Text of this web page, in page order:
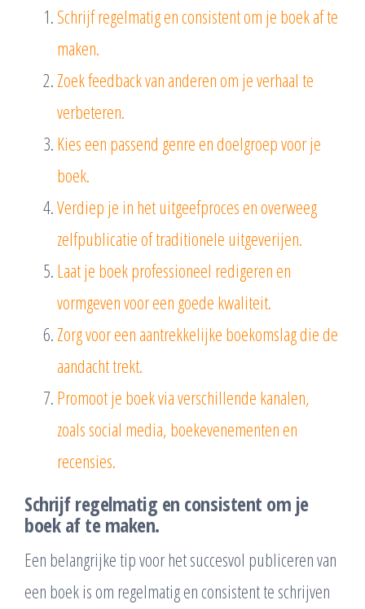
Schrijf regelmatig en consistent om je boek af te
maken.
Zoek feedback van anderen om je verhaal te
verbeteren.
Kies een passend genre en doelgroep voor je
boek.
Verdiep je in het uitgeefproces en overweeg
zelfpublicatie of traditionele uitgeverijen.
Laat je boek professioneel redigeren en
vormgeven voor een goede kwaliteit.
Zorg voor een aantrekkelijke boekomslag die de
aandacht trekt.
Promoot je boek via verschillende kanalen,
zoals social media, boekevenementen en
recensies.
Schrijf regelmatig en consistent om je
boek af te maken.
Een belangrijke tip voor het succesvol publiceren van
een boek is om regelmatig en consistent te schrijven